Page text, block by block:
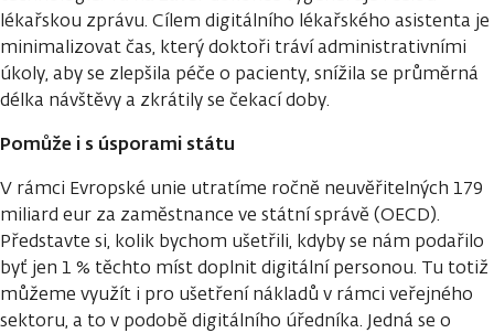
lékařskou zprávu. Cílem digitálního lékařského asistenta je
minimalizovat čas, který doktoři tráví administrativními
úkoly, aby se zlepšila péče o pacienty, snížila se průměrná
délka návštěvy a zkrátily se čekací doby.
Pomůže i s úsporami státu
V rámci Evropské unie utratíme ročně neuvěřitelných 179
miliard eur za zaměstnance ve státní správě (OECD).
Představte si, kolik bychom ušetřili, kdyby se nám podařilo
byť jen 1 % těchto míst doplnit digitální personou. Tu totiž
můžeme využít i pro ušetření nákladů v rámci veřejného
sektoru, a to v podobě digitálního úředníka. Jedná se o